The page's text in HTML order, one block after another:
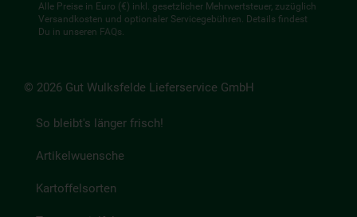
Alle Preise in Euro (€) inkl. gesetzlicher Mehrwertsteuer, zuzüglich
Versandkosten und optionaler Servicegebühren. Details findest
Du in unseren FAQs.
© 2026 Gut Wulksfelde Lieferservice GmbH
So bleibt's länger frisch!
Artikelwuensche
Kartoffelsorten